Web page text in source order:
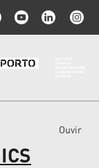
Ouvir